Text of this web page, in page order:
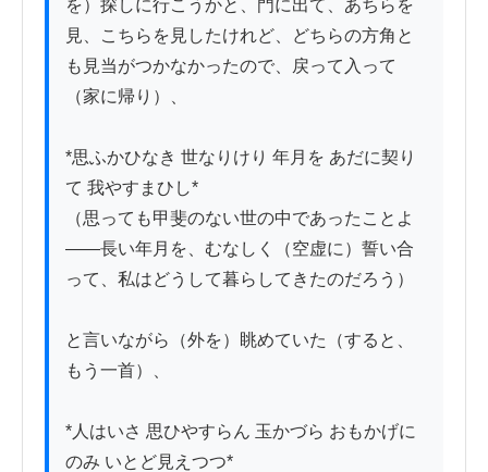
を）探しに行こうかと、門に出て、あちらを
見、こちらを見したけれど、どちらの方角と
も見当がつかなかったので、戻って入って
（家に帰り）、
*思ふかひなき 世なりけり 年月を あだに契り
て 我やすまひし*
（思っても甲斐のない世の中であったことよ
――長い年月を、むなしく（空虚に）誓い合
って、私はどうして暮らしてきたのだろう）
と言いながら（外を）眺めていた（すると、
もう一首）、
*人はいさ 思ひやすらん 玉かづら おもかげに
のみ いとど見えつつ*